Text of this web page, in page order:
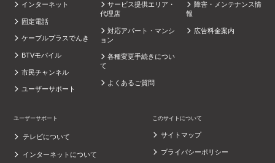
インターネット
固定電話
ケーブルプラスでんき
BTVモバイル
市民チャンネル
ユーザーサポート
サービス提供エリア・
代理店
対応アパート・マンシ
ョン
各種変更手続きについ
て
よくあるご質問
障害・メンテナンス情
報
広告料金案内
ユーザーサポート
テレビについて
インターネットについて
このサイトについて
サイトマップ
プライバシーポリシー